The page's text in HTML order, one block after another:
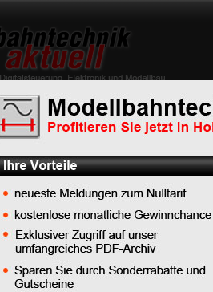
Newsletter Archiv Magazin
lichtdecoder
2013: Märklin mit
Zukunft
Cie. GmbH, Weltmarktführer
reist nicht nur mit einem
und echter
Spielwarenmesse. Nach
2012 soll die wieder erstarkte